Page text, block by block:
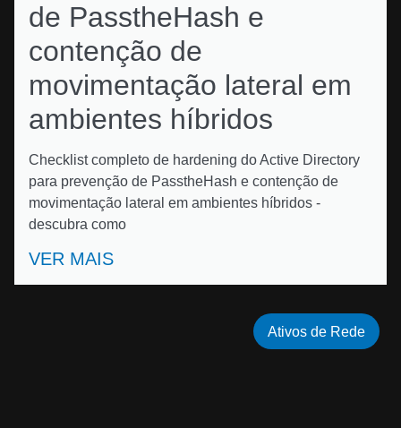
de PasstheHash e
contenção de
movimentação lateral em
ambientes híbridos
Checklist completo de hardening do Active Directory
para prevenção de PasstheHash e contenção de
movimentação lateral em ambientes híbridos -
descubra como
VER MAIS
Ativos de Rede